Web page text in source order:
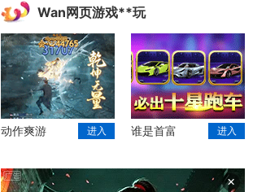
Wan网页游戏**玩
动作爽游 进入 谁是首富 进入
×